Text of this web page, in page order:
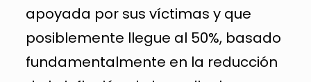
apoyada por sus víctimas y que
posiblemente llegue al 50%, basado
fundamentalmente en la reducción